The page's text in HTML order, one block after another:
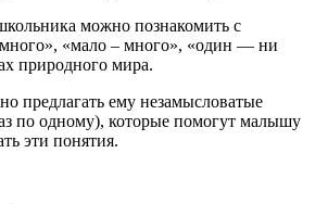
можно познакомить с
«мало – много», «один — ни
природного мира.
предлагать ему незамысловатые
по одному), которые помогут малышу
эти понятия.